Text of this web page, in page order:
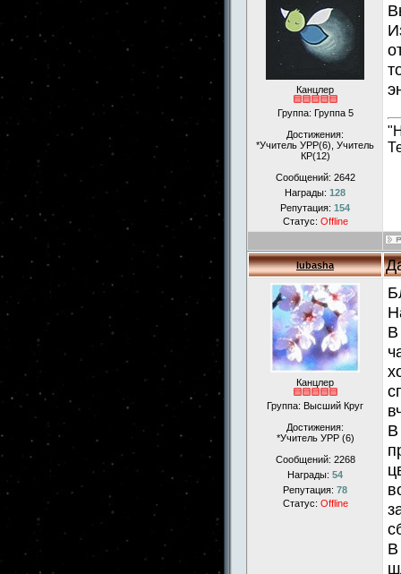
Канцлер
Группа: Группа 5
Достижения:
*Учитель УРР(6), Учитель
КР(12)
Сообщений: 2642
Награды: 128
Репутация: 154
Статус: Offline
lubasha
Канцлер
Группа: Высший Круг
Достижения:
*Учитель УРР (6)
Сообщений: 2268
Награды: 54
Репутация: 78
Статус: Offline
В
В
В